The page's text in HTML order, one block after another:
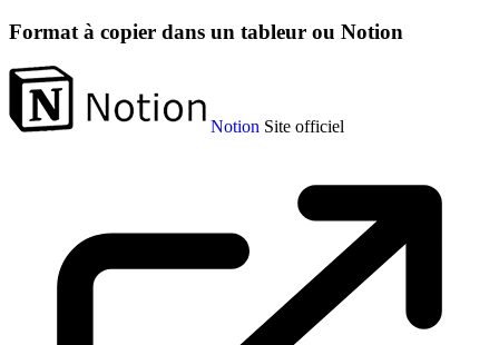
Format à copier dans un tableur ou Notion
Notion Site officiel